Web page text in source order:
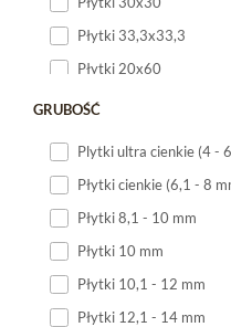
Płytki 33,3x33,3
Płytki 20x60
Płytki 20x120
GRUBOŚĆ
Plytki ultra cienkie (4 -
Płytki cienkie (6,1 - 8
Płytki 8,1 - 10 mm
Płytki 10 mm
Płytki 10,1 - 12 mm
Płytki 12,1 - 14 mm